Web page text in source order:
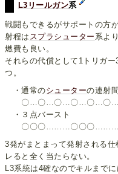
L3リールガン系
戦闘もできるがサポートの方
射程は スプラシューター 系よ
燃費も良い。
それらの代償として1トリガ
つ。
・通常のシューターの連射
〇…〇…〇…〇…〇…〇…
・３点バースト
〇〇〇………〇〇〇………
3発がまとまって発射される
レると全く当たらない。
L3系統は4確なのでキルまで